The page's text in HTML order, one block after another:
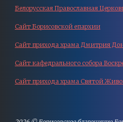
Белорусская Православная
Сайт Борисовской епархии
Сайт прихода храма Дмитрия
Сайт кафедрального собора
Сайт прихода храма Святой